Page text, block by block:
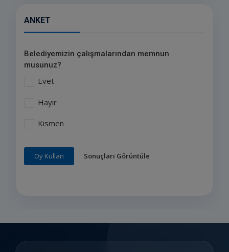
ANKET
Belediyemizin çalışmalarından memnun
musunuz?
Evet
Hayır
Kısmen
Oy Kullan Sonuçları Görüntüle